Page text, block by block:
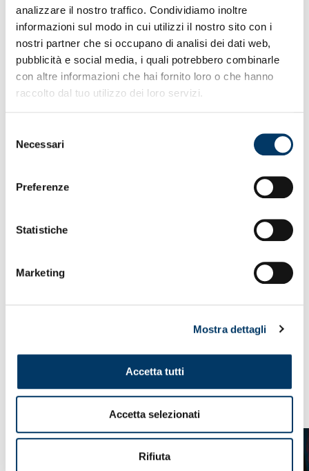
analizzare il nostro traffico. Condividiamo inoltre
informazioni sul modo in cui utilizzi il nostro sito con i
nostri partner che si occupano di analisi dei dati web,
pubblicità e social media, i quali potrebbero combinarle
con altre informazioni che hai fornito loro o che hanno
raccolto dal tuo utilizzo dei loro servizi.
delNecessari
Preferenze
Statistiche
Marketing
Mostra dettagli
Accetta tutti
Accetta selezionati
Rifiuta
Il tecnico rossoblù, nella sala stampa di Villa Rostan,
ha fornito gli aggiornamenti per l’ultima trasferta di
campionato con la Roma. Recuperati per la panchina
Bani, Malinovskyi e Vitinha.
VEDI ANCHE